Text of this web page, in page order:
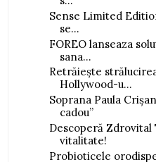
Sense Limited
se...
FOREO lanseaza
sana...
Retrăiește
Hollywood-u...
Soprana Paula
cadou”
Descoperă Zdrovital
vitalitate!
Probioticele